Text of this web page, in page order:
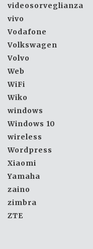
videosorveglianza
vivo
Vodafone
Volkswagen
Volvo
Web
WiFi
Wiko
windows
Windows 10
wireless
Wordpress
Xiaomi
Yamaha
zaino
zimbra
ZTE